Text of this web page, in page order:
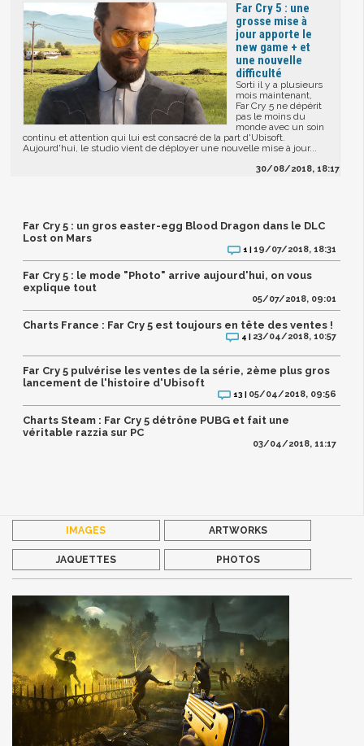
Far Cry 5 : une
grosse mise à
jour apporte le
new game + et
une nouvelle
difficulté
Sorti il y a plusieurs
mois maintenant,
Far Cry 5 ne dépérit
pas le moins du
monde avec un soin
continu et attention qui lui est consacré de la part d'Ubisoft.
Aujourd'hui, le studio vient de déployer une nouvelle mise à jour...
30/08/2018, 18:17
Far Cry 5 : un gros easter-egg Blood Dragon dans le DLC
Lost on Mars
1 |19/07/2018, 18:31
Far Cry 5 : le mode "Photo" arrive aujourd'hui, on vous
explique tout
05/07/2018, 09:01
Charts France : Far Cry 5 est toujours en tête des ventes !
4 | 23/04/2018, 10:57
Far Cry 5 pulvérise les ventes de la série, 2ème plus gros
lancement de l'histoire d'Ubisoft
13 | 05/04/2018, 09:56
Charts Steam : Far Cry 5 détrône PUBG et fait une
véritable razzia sur PC
03/04/2018, 11:17
IMAGES ARTWORKS
JAQUETTES PHOTOS